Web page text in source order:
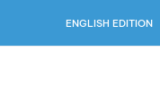
ENGLISH EDITION